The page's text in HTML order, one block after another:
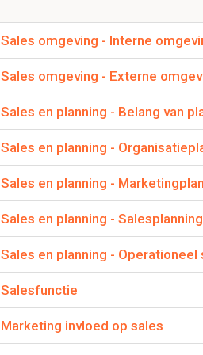
Noem
- Milieubesparingen
- Normen en waarden
Waar staat
gebruikelijk veel
F = Financiële
O = Organisatorische
T = Technologische
S = Sociale factoren
J = Juridische
Sales omgeving - Interne
Sales omgeving - Externe
Sales en planning - Belang van
Sales en planning -
Sales en planning -
Sales en planning - Salesplanning
Sales en planning - Operationeel
Salesfunctie
Marketing invloed op sales